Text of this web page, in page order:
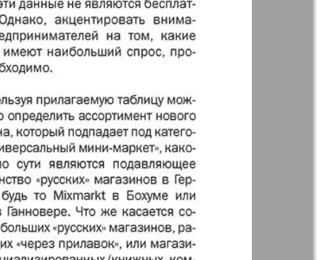
41
47
53
59
Аугсбург-сити
Будь здоров
info Вечерняя газета